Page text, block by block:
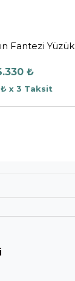
Fantezi Yüzük
₺
x 3 Taksit